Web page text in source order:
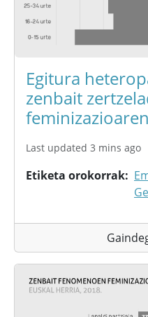
Egitura
zenbait
Last updated 3 mins ago
Etiketa orokorrak